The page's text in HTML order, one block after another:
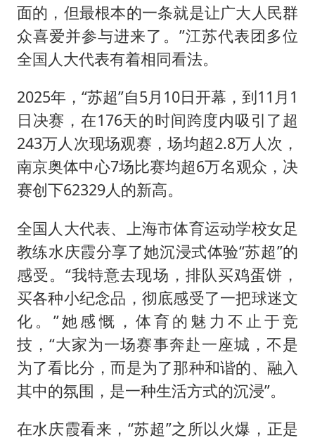
面的，但最根本的一条就是让广大人民群
众喜爱并参与进来了。”江苏代表团多位
全国人大代表有着相同看法。
2025年，“苏超”自5月10日开幕，到11月1
日决赛，在176天的时间跨度内吸引了超
243万人次现场观赛，场均超2.8万人次，
南京奥体中心7场比赛均超6万名观众，决
赛创下62329人的新高。
全国人大代表、上海市体育运动学校女足
教练水庆霞分享了她沉浸式体验“苏超”的
感受。“我特意去现场，排队买鸡蛋饼，
买各种小纪念品，彻底感受了一把球迷文
化。”她感慨，体育的魅力不止于竞
技，“大家为一场赛事奔赴一座城，不是
为了看比分，而是为了那种和谐的、融入
其中的氛围，是一种生活方式的沉浸”。
在水庆霞看来，“苏超”之所以火爆，正是